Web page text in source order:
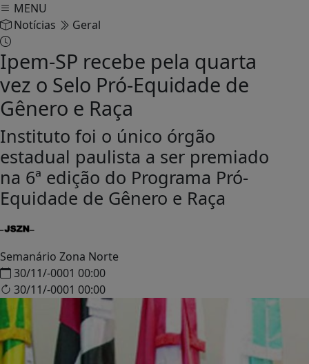
MENU
Notícias
Geral
Ipem-SP recebe pela quarta
vez o Selo Pró-Equidade de
Gênero e Raça
Instituto foi o único órgão
estadual paulista a ser premiado
na 6ª edição do Programa Pró-
Equidade de Gênero e Raça
Semanário Zona Norte
30/11/-0001 00:00
30/11/-0001 00:00